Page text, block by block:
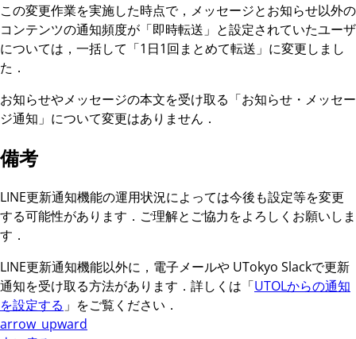
この変更作業を実施した時点で，メッセージとお知らせ以外の
コンテンツの通知頻度が「即時転送」と設定されていたユーザ
については，一括して「1日1回まとめて転送」に変更しまし
た．
お知らせやメッセージの本文を受け取る「お知らせ・メッセー
ジ通知」について変更はありません．
備考
LINE更新通知機能の運用状況によっては今後も設定等を変更
する可能性があります．ご理解とご協力をよろしくお願いしま
す．
LINE更新通知機能以外に，電子メールや UTokyo Slackで更新
通知を受け取る方法があります．詳しくは「UTOLからの通知
を設定する」をご覧ください．
arrow_upward